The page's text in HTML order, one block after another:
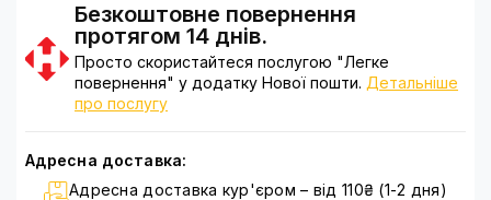
Безкоштовне повернення
протягом 14 днів.
Просто скористайтеся послугою "Легке
повернення" у додатку Нової пошти. Детальніше
про послугу
Адресна доставка:
Адресна доставка кур'єром – від 110₴ (1-2 дня)